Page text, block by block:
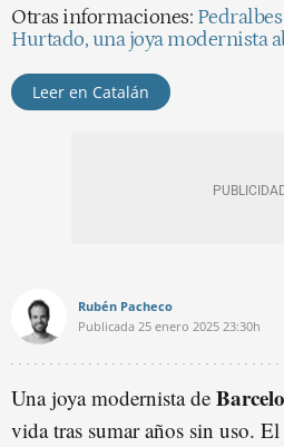
Otras informaciones:
Hurtado, una joya modernista
Leer en Catalán
Rubén Pacheco
Publicada 25 enero 2025 23:30h
Una joya modernista de
vida tras sumar años sin uso.